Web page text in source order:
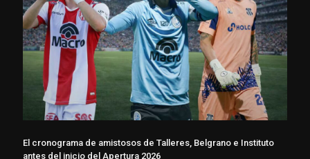
El cronograma de amistosos de Talleres, Belgrano e Instituto
antes del inicio del Apertura 2026